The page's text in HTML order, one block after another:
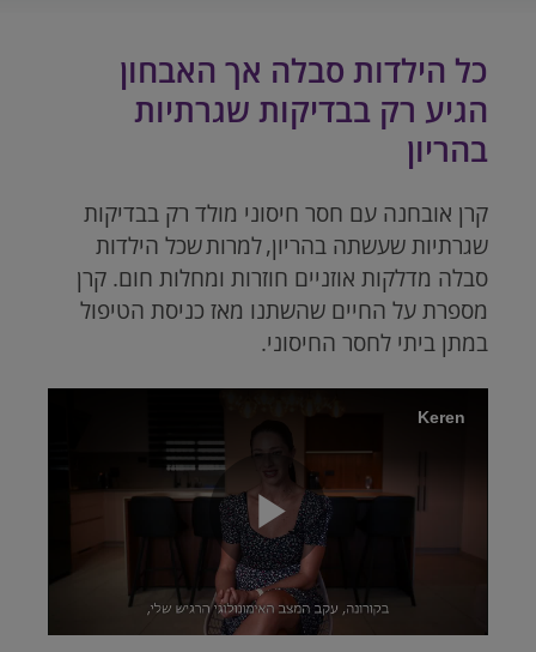
כל הילדות סבלה אך האבחון
הגיע רק בבדיקות שגרתיות
בהריון
קרן אובחנה עם חסר חיסוני מולד רק בבדיקות
שגרתיות שעשתה בהריון, למרות שכל הילדות
סבלה מדלקות אוזניים חוזרות ומחלות חום. קרן
מספרת על החיים שהשתנו מאז כניסת הטיפול
במתן ביתי לחסר החיסוני.
Video
Keren
Play